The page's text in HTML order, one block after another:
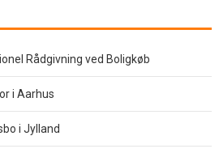
Rådgivning ved Boligkøb
i Aarhus
i Jylland